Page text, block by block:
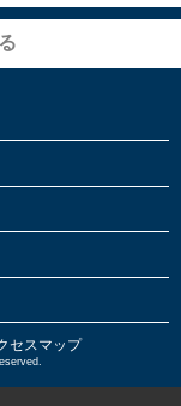
セスマップ